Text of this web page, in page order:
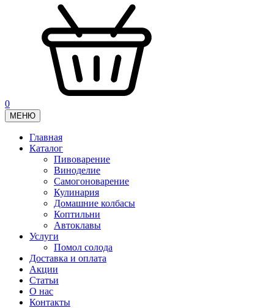
0
МЕНЮ
Главная
Каталог
Пивоварение
Виноделие
Самогоноварение
Кулинария
Домашние колбасы
Коптильни
Автоклавы
Услуги
Помол солода
Доставка и оплата
Акции
Статьи
О нас
Контакты